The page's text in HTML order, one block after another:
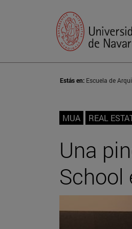
Estás en: Escuela de
MUA REAL
Una
School